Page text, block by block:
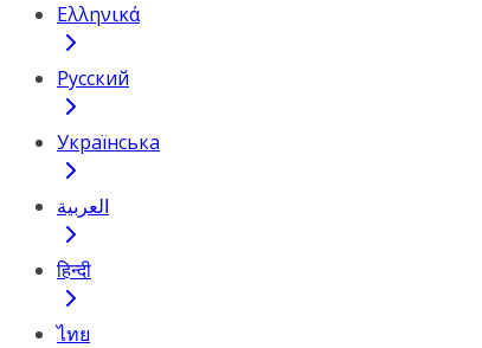
Ελληνικά
Русский
Українська
العربية
हिन्दी
ไทย